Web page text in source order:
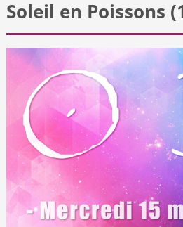
Soleil en Poissons